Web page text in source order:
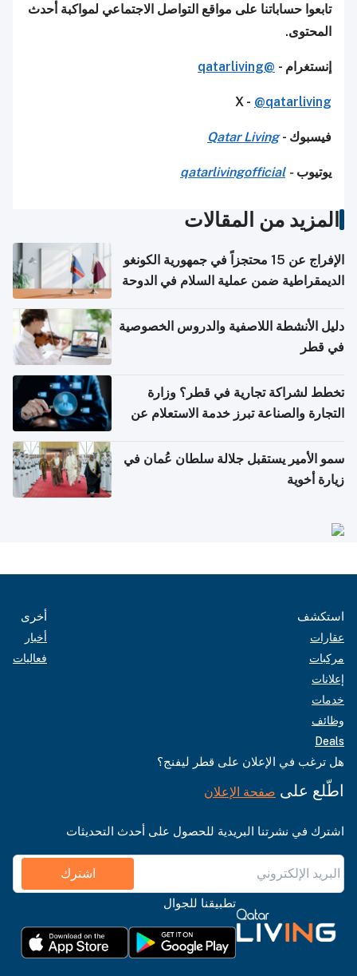
تابعوا حساباتنا على مواقع التواصل الاجتماعي لمواكبة أحدث
المحتوى.
إنستغرام - @qatarliving
X - @qatarliving
فيسبوك -Qatar Living
يوتيوب-
qatarlivingofficial
المزيد من المقالات
الإفراج عن 15 محتجزاً في جمهورية الكونغو
الديمقراطية ضمن عملية السلام في الدوحة
دليل الأنشطة اللاصفية والدروس الخصوصية
في قطر
تخطط لشراكة تجارية في قطر؟ وزارة
التجارة والصناعة تبرز خدمة الاستعلام عن
سمو الأمير يستقبل جلالة سلطان عُمان في
زيارة أخوية
استكشف
عقارات
مركبات
إعلانات
خدمات
وظائف
Deals
أخرى
أخبار
فعاليات
هل ترغب في الإعلان على قطر ليفنج؟
اطّلع على صفحة الإعلان
اشترك في نشرتنا البريدية للحصول على أحدث التحديثات
اشترك
تطبيقنا للجوال